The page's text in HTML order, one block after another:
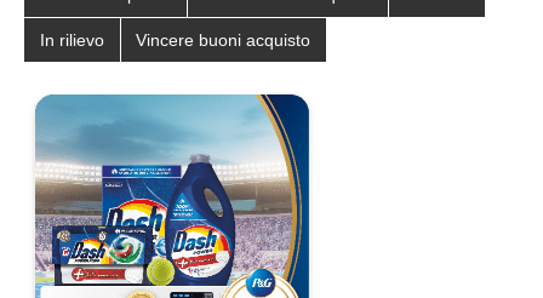
In rilievo Vincere buoni acquisto